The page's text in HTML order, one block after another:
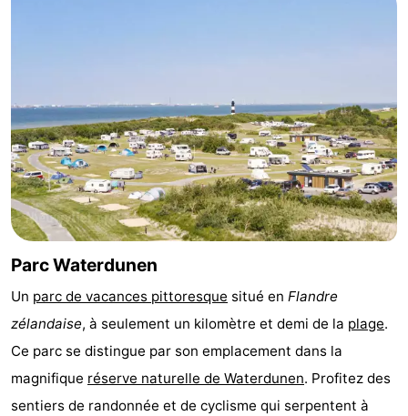
Nieuwvliet-
Bad
Zonneweelde
-
Zwinhoeve
Hôtels
Last
minutes
Plages
Voir
faire
Lieux
d'intérêt
-
Musées
Parc Waterdunen
Un parc de vacances pittoresque situé en Flandre
zélandaise, à seulement un kilomètre et demi de la plage.
Ce parc se distingue par son emplacement dans la
magnifique réserve naturelle de Waterdunen. Profitez des
sentiers de randonnée et de cyclisme qui serpentent à